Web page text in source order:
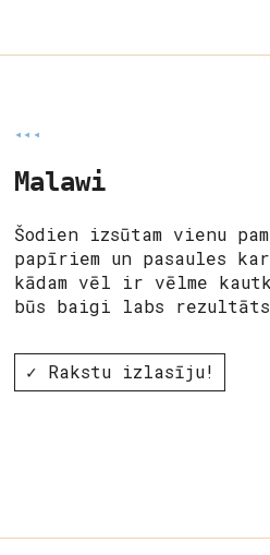
◂◂◂
Malawi
Šodien izsūtam vienu
papīriem un pasaules
kādam vēl ir vēlme
būs baigi labs rezultāts
✓ Rakstu izlasīju!